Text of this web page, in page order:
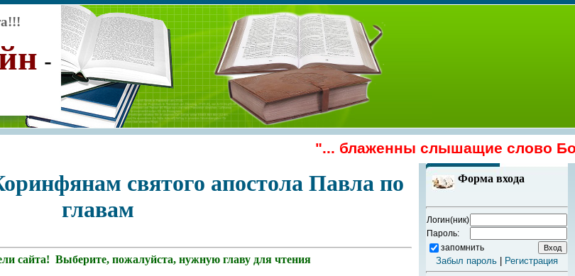
-
"... блаженны слышащие слово Божие
святого апостола Павла по
главам
сайта! Выберите, пожалуйста, нужную главу для чтения
Форма входа
Логин(ник)
Пароль:
запомнить
Забыл пароль Регистрация